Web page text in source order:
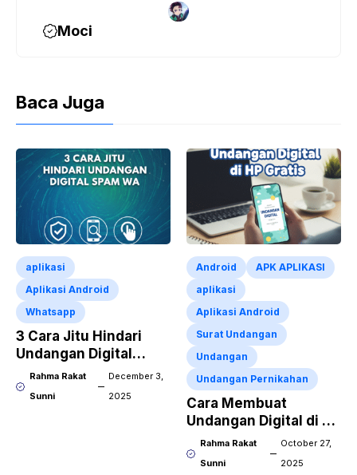
Moci
Baca Juga
aplikasi
Aplikasi Android
Whatsapp
3 Cara Jitu Hindari
Undangan Digital
Spam WA
Rahma Rakat
Sunni
December 3,
2025
Android
APK APLIKASI
aplikasi
Aplikasi Android
Surat Undangan
Undangan
Undangan Pernikahan
Cara Membuat
Undangan Digital di HP
Gratis
Rahma Rakat
Sunni
October 27,
2025